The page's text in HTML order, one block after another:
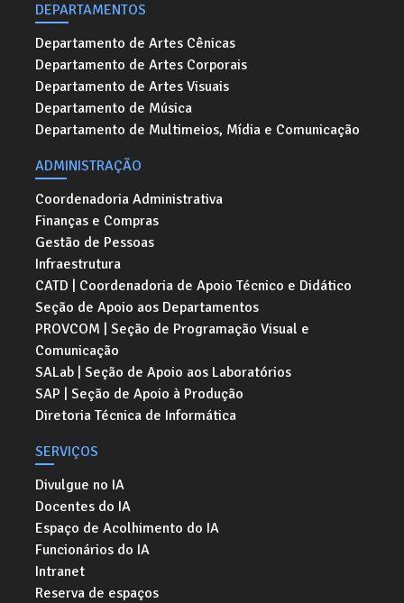
DEPARTAMENTOS
Departamento de Artes Cênicas
Departamento de Artes Corporais
Departamento de Artes Visuais
Departamento de Música
Departamento de Multimeios, Mídia e Comunicação
ADMINISTRAÇÃO
Coordenadoria Administrativa
Finanças e Compras
Gestão de Pessoas
Infraestrutura
CATD | Coordenadoria de Apoio Técnico e Didático
Seção de Apoio aos Departamentos
PROVCOM | Seção de Programação Visual e
Comunicação
SALab | Seção de Apoio aos Laboratórios
SAP | Seção de Apoio à Produção
Diretoria Técnica de Informática
SERVIÇOS
Divulgue no IA
Docentes do IA
Espaço de Acolhimento do IA
Funcionários do IA
Intranet
Reserva de espaços